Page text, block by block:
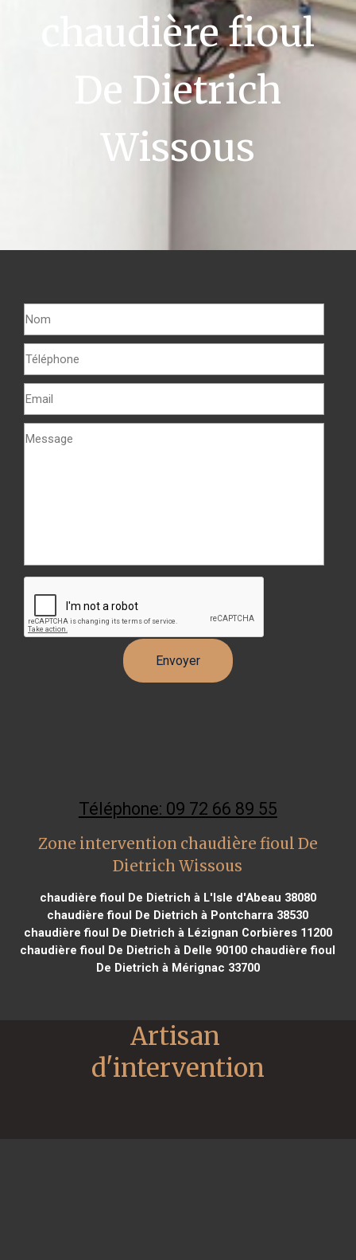
chaudière fioul
De Dietrich
Wissous
Téléphone: 09 72 66 89 55
Zone intervention chaudière fioul De
Dietrich Wissous
chaudière fioul De Dietrich à L'Isle d'Abeau 38080
chaudière fioul De Dietrich à Pontcharra 38530
chaudière fioul De Dietrich à Lézignan Corbières 11200
chaudière fioul De Dietrich à Delle 90100 chaudière fioul
De Dietrich à Mérignac 33700
Artisan
d'intervention